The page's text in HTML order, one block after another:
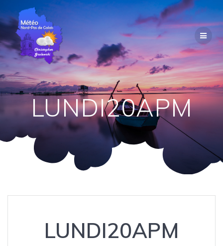
Passer
au
contenu
LUNDI20APM
LUNDI20APM